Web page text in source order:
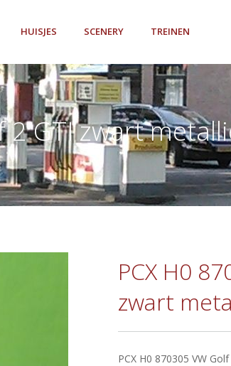
HUISJES SCENERY
TREINEN
2 GTI zwart
PCX H0
zwart
PCX H0 870305 VW